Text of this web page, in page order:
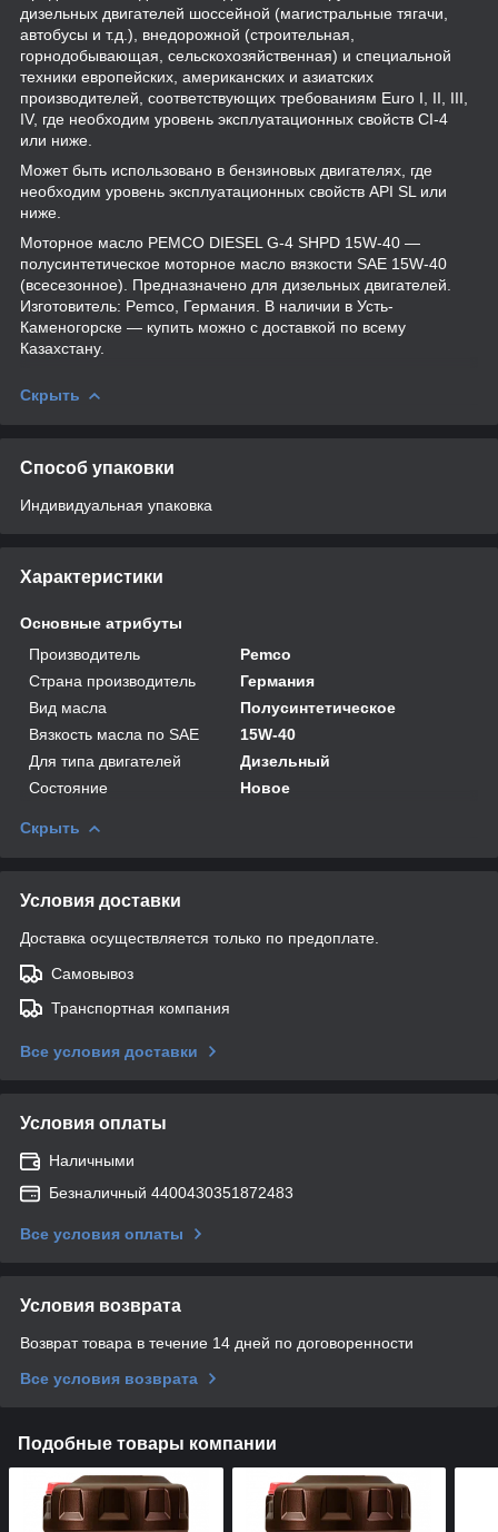
дизельных двигателей шоссейной (магистральные тягачи,
автобусы и т.д.), внедорожной (строительная,
горнодобывающая, сельскохозяйственная) и специальной
техники европейских, американских и азиатских
производителей, соответствующих требованиям Euro I, II, III,
IV, где необходим уровень эксплуатационных свойств CI-4
или ниже.
Может быть использовано в бензиновых двигателях, где
необходим уровень эксплуатационных свойств API SL или
ниже.
Моторное масло PEMCO DIESEL G-4 SHPD 15W-40 —
полусинтетическое моторное масло вязкости SAE 15W-40
(всесезонное). Предназначено для дизельных двигателей.
Изготовитель: Pemco, Германия. В наличии в Усть-
Каменогорске — купить можно с доставкой по всему
Казахстану.
Скрыть
Способ упаковки
Индивидуальная упаковка
Характеристики
Основные атрибуты
Производитель
Pemco
Страна производитель
Германия
Вид масла
Полусинтетическое
Вязкость масла по SAE
15W-40
Для типа двигателей
Дизельный
Состояние
Новое
Скрыть
Условия доставки
Доставка осуществляется только по предоплате.
Самовывоз
Транспортная компания
Все условия доставки
Условия оплаты
Наличными
Безналичный 4400430351872483
Все условия оплаты
Условия возврата
Возврат товара в течение 14 дней по договоренности
Все условия возврата
Подобные товары компании